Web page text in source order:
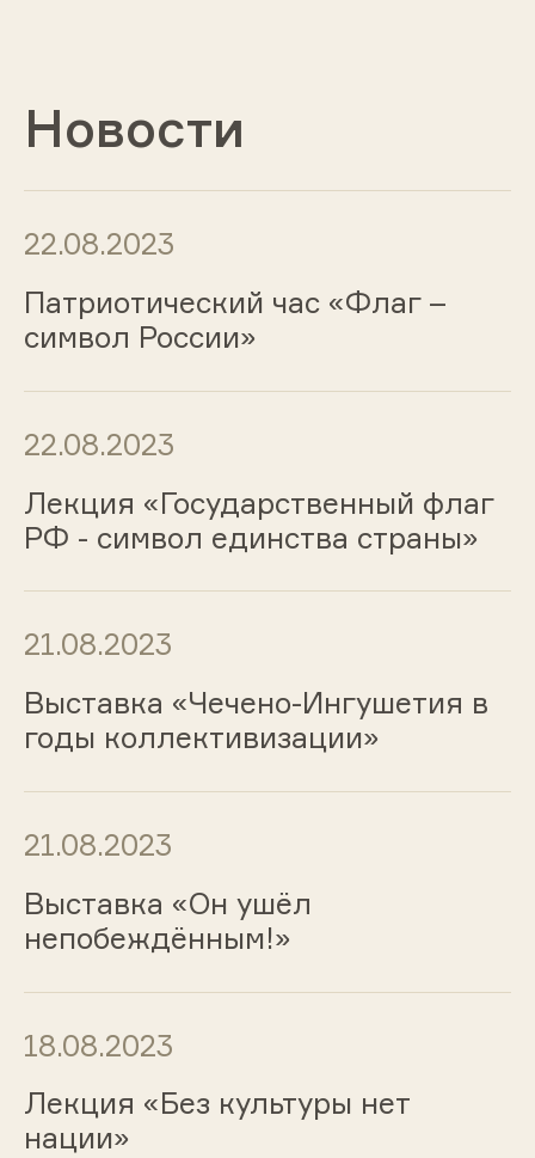
Новости
22.08.2023
Патриотический час «Флаг –
символ России»
22.08.2023
Лекция «Государственный флаг
РФ - символ единства страны»
21.08.2023
Выставка «Чечено-Ингушетия в
годы коллективизации»
21.08.2023
Выставка «Он ушёл
непобеждённым!»
18.08.2023
Лекция «Без культуры нет
нации»